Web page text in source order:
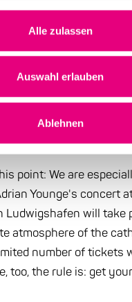
Alle zulassen
Auswahl erlauben
Ablehnen
Wollny&Vincent
concert at the BASF-
are already sold out,
remaining tickets for
via Eventim.
point: We are
Younge's concert
Ludwigshafen will take
atmosphere of the
number of tickets
too, the rule is: get